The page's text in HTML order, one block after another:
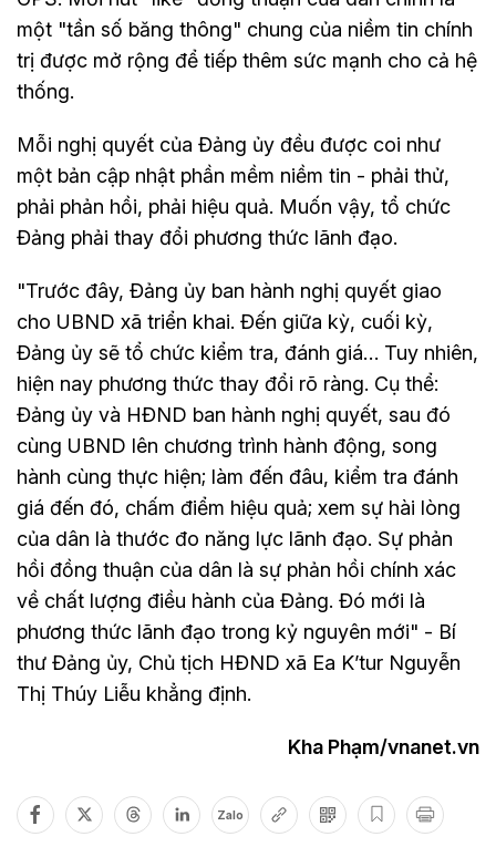
một "tần số băng thông" chung của niềm tin chính
trị được mở rộng để tiếp thêm sức mạnh cho cả hệ
thống.
Mỗi nghị quyết của Đảng ủy đều được coi như
một bản cập nhật phần mềm niềm tin - phải thử,
phải phản hồi, phải hiệu quả. Muốn vậy, tổ chức
Đảng phải thay đổi phương thức lãnh đạo.
"Trước đây, Đảng ủy ban hành nghị quyết giao
cho UBND xã triển khai. Đến giữa kỳ, cuối kỳ,
Đảng ủy sẽ tổ chức kiểm tra, đánh giá… Tuy nhiên,
hiện nay phương thức thay đổi rõ ràng. Cụ thể:
Đảng ủy và HĐND ban hành nghị quyết, sau đó
cùng UBND lên chương trình hành động, song
hành cùng thực hiện; làm đến đâu, kiểm tra đánh
giá đến đó, chấm điểm hiệu quả; xem sự hài lòng
của dân là thước đo năng lực lãnh đạo. Sự phản
hồi đồng thuận của dân là sự phản hồi chính xác
về chất lượng điều hành của Đảng. Đó mới là
phương thức lãnh đạo trong kỷ nguyên mới" - Bí
thư Đảng ủy, Chủ tịch HĐND xã Ea K’tur Nguyễn
Thị Thúy Liễu khẳng định.
Kha Phạm/vnanet.vn
Zalo